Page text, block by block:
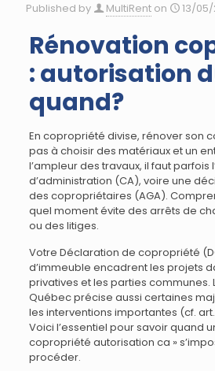
Published by MultiRent on 13/
Rénovation
: autorisation
quand?
En copropriété divise, rénover son
pas à choisir des matériaux et un
l’ampleur des travaux, il faut parfois
d’administration (CA), voire une
des copropriétaires (AGA).
quel moment évite des arrêts de
ou des litiges.
Votre Déclaration de copropriété
d’immeuble encadrent les projets
privatives et les parties communes.
Québec précise aussi certaines
les interventions importantes (cf. art.
Voici l’essentiel pour savoir quand
copropriété autorisation ca »
procéder.